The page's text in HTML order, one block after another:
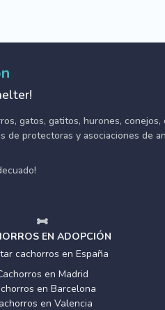
gatos, gatitos, hurones, conejos,
de protectoras y asociaciones de
EN ADOPCIÓN
cachorros en España
en Madrid
en Barcelona
en Valencia